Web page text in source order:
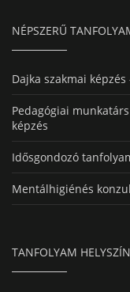
NÉPSZERŰ
Dajka szakmai
Pedagógiai
képzés
Idősgondozó
Mentálhigiénés
TANFOLYAM